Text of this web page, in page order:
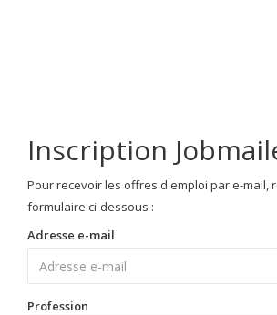
Inscription
Pour recevoir les offres d'emploi par e-mail,
formulaire ci-dessous :
Adresse e-mail
Profession